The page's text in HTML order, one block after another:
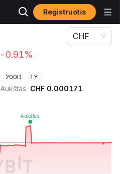
Registruotis
-0.91%
CHF
200D 1Y
Aukštas CHF 0.000171